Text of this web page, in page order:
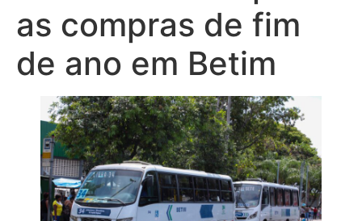
as compras de fim
de ano em Betim